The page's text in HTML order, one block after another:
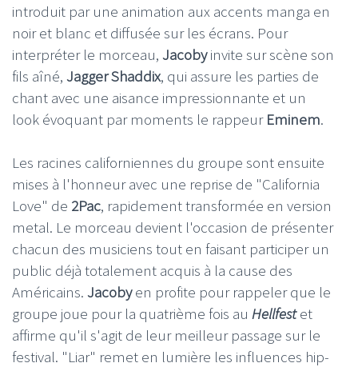
introduit par une animation aux accents manga en
noir et blanc et diffusée sur les écrans. Pour
interpréter le morceau, Jacobyinvite sur scène son
fils aîné, Jagger Shaddix, qui assure les parties de
chant avec une aisance impressionnante et un
look évoquant par moments le rappeur Eminem.
Les racines californiennes du groupe sont ensuite
mises à l'honneur avec une reprise de "California
Love" de 2Pac, rapidement transformée en version
metal. Le morceau devient l'occasion de présenter
chacun des musiciens tout en faisant participer un
public déjà totalement acquis à la cause des
Américains. Jacobyen profite pour rappeler que le
groupe joue pour la quatrième fois au Hellfestet
affirme qu'il s'agit de leur meilleur passage sur le
festival. "Liar" remet en lumière les influences hip-